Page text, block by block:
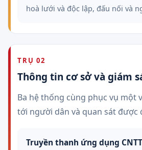
hoà lưới và độc lập, đấu nối và
TRỤ 02
Thông tin cơ sở và giám
Ba hệ thống cùng phục vụ một
tới người dân và quan sát được
Truyền thanh ứng dụng